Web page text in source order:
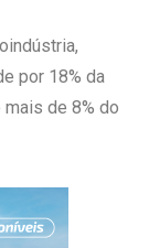
por 18% da
de 8% do